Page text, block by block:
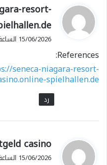
ي
و
ل
resort-
15/06/2026 الساعة 10:15
References:
seneca-niagara-resort-
spielhallen.de/
رد
ي
ق
casino
15/06/2026 الساعة 21:58